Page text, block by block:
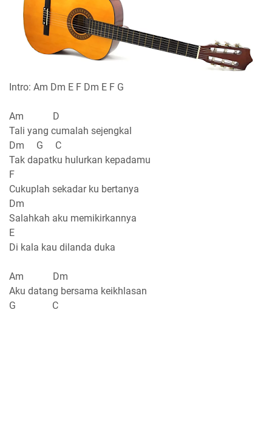
Intro: Am Dm E F Dm E F G
Am D
Tali yang cumalah sejengkal
Dm G C
Tak dapatku hulurkan kepadamu
F
Cukuplah sekadar ku bertanya
Dm
Salahkah aku memikirkannya
E
Di kala kau dilanda duka
Am Dm
Aku datang bersama keikhlasan
G C